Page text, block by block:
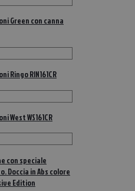
Green con canna
Ringo RIN161CR
West WS161CR
con speciale
Doccia in Abs colore
Edition